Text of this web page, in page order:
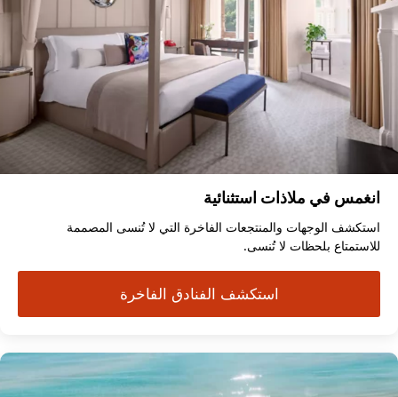
انغمس في ملاذات استثنائية
استكشف الوجهات والمنتجعات الفاخرة التي لا تُنسى المصممة
للاستمتاع بلحظات لا تُنسى.
استكشف الفنادق الفاخرة